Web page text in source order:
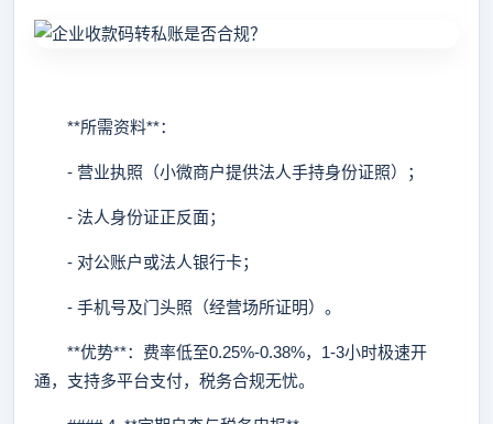
**所需资料**：
- 营业执照（小微商户提供法人手持身份证照）；
- 法人身份证正反面；
- 对公账户或法人银行卡；
- 手机号及门头照（经营场所证明）。
**优势**：费率低至0.25%-0.38%，1-3小时极速开
通，支持多平台支付，税务合规无忧。